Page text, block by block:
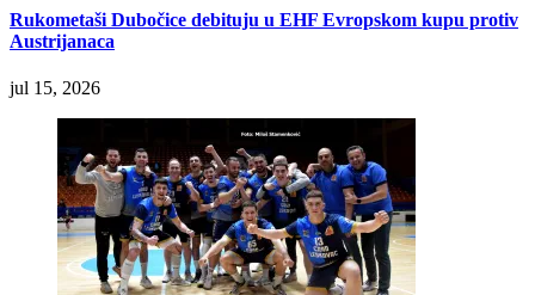
Rukometaši Dubočice debituju u EHF Evropskom kupu protiv
Austrijanaca
jul 15, 2026